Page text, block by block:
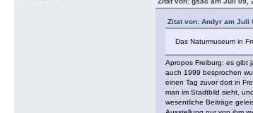
Zitat von: Andyr am Juli
Das Naturmuseum in
Apropos Freiburg: es gibt
auch 1999 besprochen
einen Tag zuvor dort in
man im Stadtbild sieht,
wesentliche Beiträge